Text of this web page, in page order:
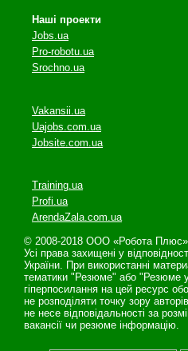
Наші проекти
Jobs.ua
Pro-robotu.ua
Srochno.ua
Vakansii.ua
Uajobs.com.ua
Jobsite.com.ua
Training.ua
Profi.ua
ArendaZala.com.ua
© 2008-2018 ООО «Робота Плюс»
Усі права захищені у
України. При використанні
тематики "Резюме" або "Резюме у
гіперпосилання на цей ресурс
не розподіляти точку зору
не несе відповідальності за
вакансії чи резюме інформацію.